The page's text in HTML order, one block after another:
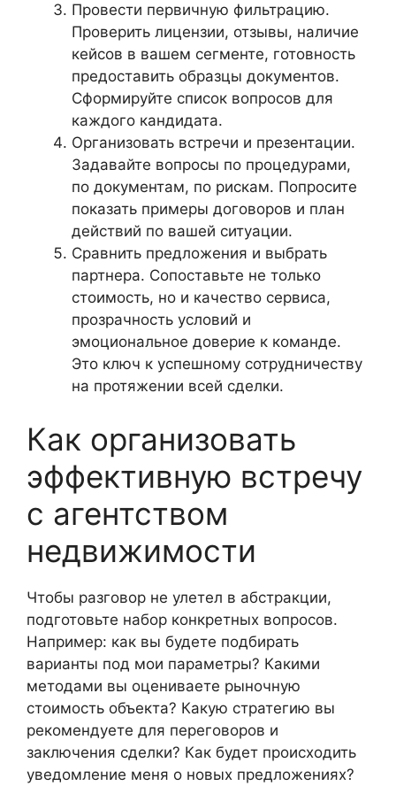
Провести первичную фильтрацию.
Проверить лицензии, отзывы, наличие
кейсов в вашем сегменте, готовность
предоставить образцы документов.
Сформируйте список вопросов для
каждого кандидата.
Организовать встречи и презентации.
Задавайте вопросы по процедурами,
по документам, по рискам. Попросите
показать примеры договоров и план
действий по вашей ситуации.
Сравнить предложения и выбрать
партнера. Сопоставьте не только
стоимость, но и качество сервиса,
прозрачность условий и
эмоциональное доверие к команде.
Это ключ к успешному сотрудничеству
на протяжении всей сделки.
Как организовать
эффективную встречу
с агентством
недвижимости
Чтобы разговор не улетел в абстракции,
подготовьте набор конкретных вопросов.
Например: как вы будете подбирать
варианты под мои параметры? Какими
методами вы оцениваете рыночную
стоимость объекта? Какую стратегию вы
рекомендуете для переговоров и
заключения сделки? Как будет происходить
уведомление меня о новых предложениях?